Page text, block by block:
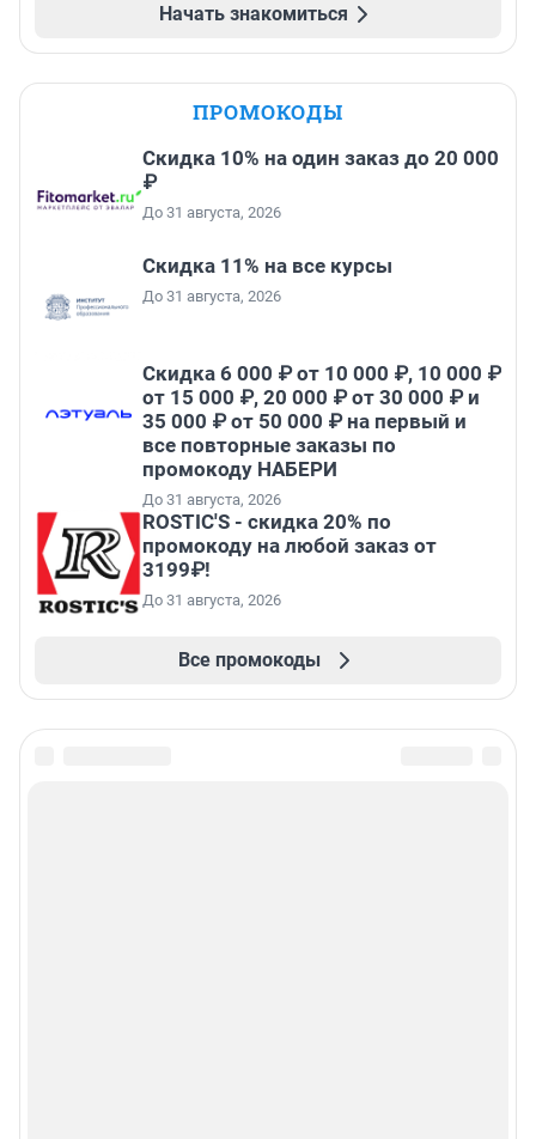
Начать знакомиться
ПРОМОКОДЫ
Скидка 10% на один заказ до 20 000
₽
До 31 августа, 2026
Скидка 11% на все курсы
До 31 августа, 2026
Скидка 6 000 ₽ от 10 000 ₽, 10 000 ₽
от 15 000 ₽, 20 000 ₽ от 30 000 ₽ и
35 000 ₽ от 50 000 ₽ на первый и
все повторные заказы по
промокоду НАБЕРИ
До 31 августа, 2026
ROSTIC'S - скидка 20% по
промокоду на любой заказ от
3199₽!
До 31 августа, 2026
Все промокоды